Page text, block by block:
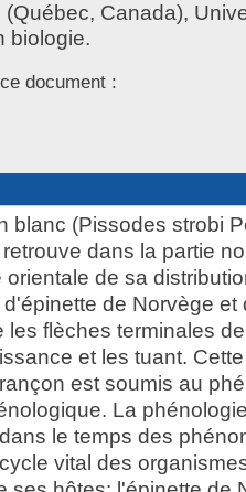
(Québec, Canada),
biologie.
document :
blanc (Pissodes strobi
dans la partie
orientale de sa
de Norvège et
les flèches terminales
et les tuant.
est soumis au
La
le temps des
vital des